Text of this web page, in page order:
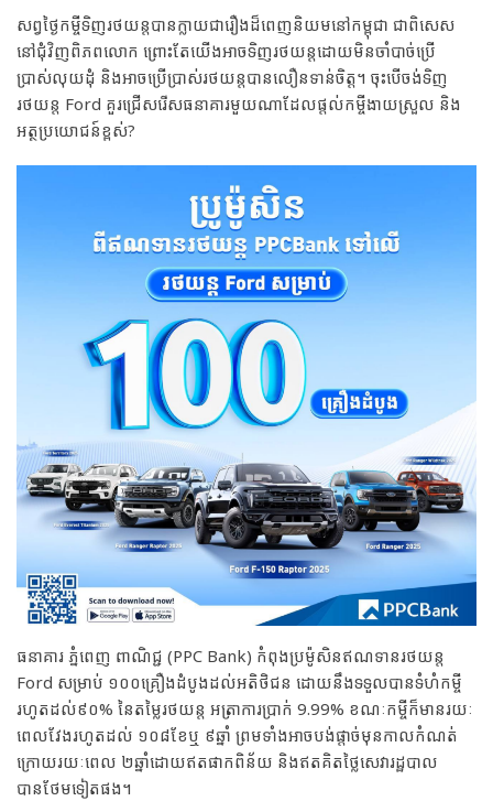
សព្វថ្ងៃកម្ចីទិញរថយន្តបានក្លាយជារឿងដ៏ពេញនិយមនៅកម្ពុជា ជាពិសេស
នៅជុំវិញពិភពលោក ព្រោះតែយើងអាចទិញរថយន្តដោយមិនចាំបាច់ប្រើ
ប្រាស់លុយដុំ និងអាចប្រើប្រាស់រថយន្តបានលឿនទាន់ចិត្ត។ ចុះបើចង់ទិញ
រថយន្ត Ford គួរជ្រើសរើសធនាគារមួយណាដែលផ្តល់កម្ចីងាយស្រួល និង
អត្ថប្រយោជន៍ខ្ពស់?
ធនាគារ ភ្នំពេញ ពាណិជ្ជ (PPC Bank) កំពុងប្រម៉ូសិនឥណទានរថយន្ត
Ford សម្រាប់ ១០០គ្រឿងដំបូងដល់អតិថិជន ដោយនឹងទទួលបានទំហំកម្ចី
រហូតដល់៩០% នៃតម្លៃរថយន្ត អត្រាការប្រាក់ 9.99% ខណៈកម្ចីក៏មានរយៈ
ពេលវែងរហូតដល់ ១០៨ខែឬ ៩ឆ្នាំ ព្រមទាំងអាចបង់ផ្តាច់មុនកាលកំណត់
ក្រោយរយៈពេល ២ឆ្នាំដោយឥតផាកពិន័យ និងឥតគិតថ្លៃសេវារដ្ឋបាល
បានថែមទៀតផង។